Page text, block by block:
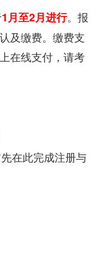
1月至2月进行。报
及缴费。缴费支
在线支付，请考
在此完成注册与